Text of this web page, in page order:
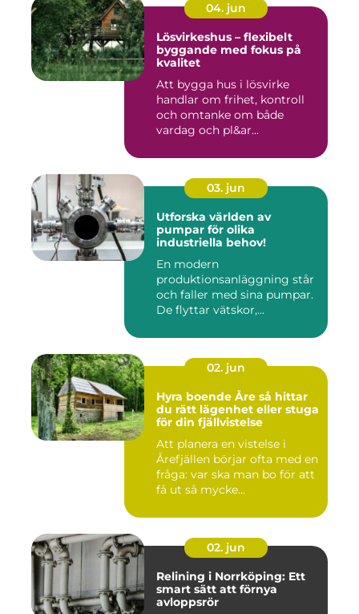
04. jun
Lösvirkeshus – flexibelt
byggande med fokus på
kvalitet
Att bygga hus i lösvirke
handlar om frihet, kontroll
och omtanke om både
vardag och pl&ar...
03. jun
Utforska världen av
pumpar för olika
industriella behov!
En modern
produktionsanläggning står
och faller med sina pumpar.
De flyttar vätskor,...
02. jun
Hyra boende Åre så hittar
du rätt lägenhet eller stuga
för din fjällvistelse
Att planera en vistelse i
Årefjällen börjar ofta med en
fråga: var ska man bo för att
få ut så mycke...
02. jun
Relining i Norrköping: Ett
smart sätt att förnya
avloppsrör